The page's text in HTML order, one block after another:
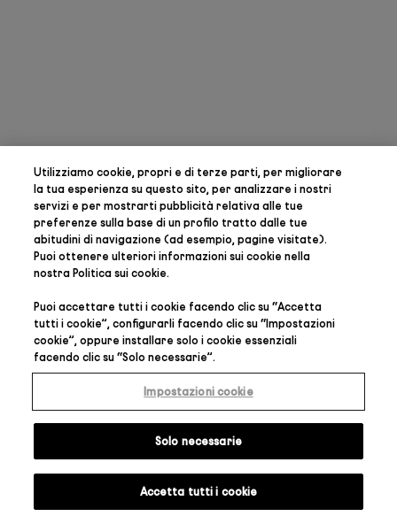
Utilizziamo cookie, propri e di terze parti, permigliorare
la tua esperienza su questo sito, per analizzare i nostri
servizi e per mostrarti pubblicità relativa alle tue
preferenze sulla base di un profilo tratto dalle tue
abitudini di navigazione (ad esempio, pagine visitate).
Puoi ottenere ulteriori informazioni sui cookie nella
nostraPolitica sui cookie.
Puoi accettare tutti i cookie facendo clic su “Accetta
tutti i cookie”, configurarli facendo clic su “Impostazioni
cookie”, oppure installare solo i cookie essenziali
facendo clic su “Solo necessarie”.
Impostazioni cookie
Solo necessarie
Accetta tutti i cookie